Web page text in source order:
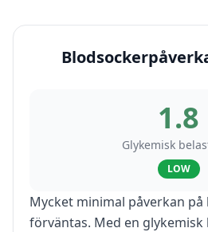
1.8
Glykemisk
LOW
Mycket minimal påverkan
förväntas. Med en glykemisk